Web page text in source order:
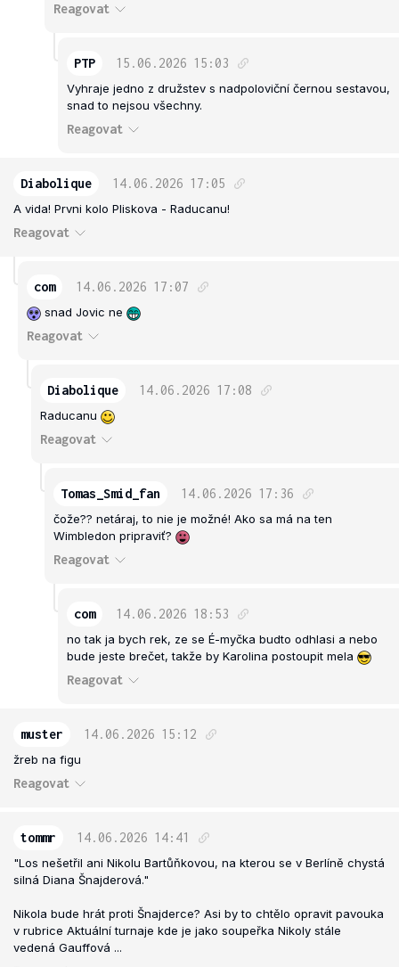
Reagovat
PTP 15.06.2026 15:03
Vyhraje jedno z družstev s nadpoloviční černou sestavou,
snad to nejsou všechny.
Reagovat
Diabolique 14.06.2026 17:05
A vida! Prvni kolo Pliskova - Raducanu!
Reagovat
com 14.06.2026 17:07
snad Jovic ne
Reagovat
Diabolique 14.06.2026 17:08
Raducanu
Reagovat
Tomas_Smid_fan 14.06.2026 17:36
čože?? netáraj, to nie je možné! Ako sa má na ten
Wimbledon pripraviť?
Reagovat
com 14.06.2026 18:53
no tak ja bych rek, ze se É-myčka budto odhlasi a nebo
bude jeste brečet, takže by Karolina postoupit mela
Reagovat
muster 14.06.2026 15:12
žreb na figu
Reagovat
tommr 14.06.2026 14:41
"Los nešetřil ani Nikolu Bartůňkovou, na kterou se v Berlíně chystá
silná Diana Šnajderová."
Nikola bude hrát proti Šnajderce? Asi by to chtělo opravit pavouka
v rubrice Aktuální turnaje kde je jako soupeřka Nikoly stále
vedená Gauffová ...